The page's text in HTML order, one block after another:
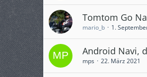
Tomtom Go
mario_b 1.
Android Navi,
mps 22. März 2021